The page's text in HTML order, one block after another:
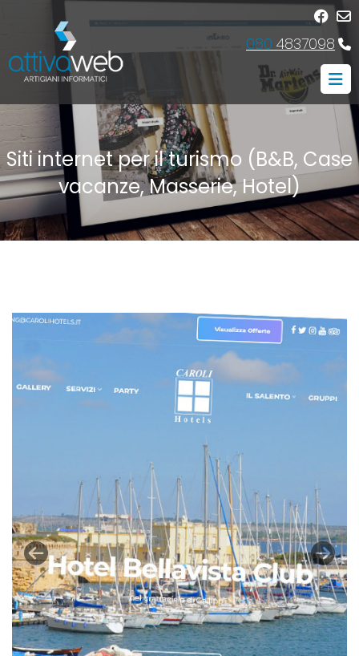
080 4837098
Siti internet per il turismo (B&B, Case
vacanze, Masserie, Hotel)